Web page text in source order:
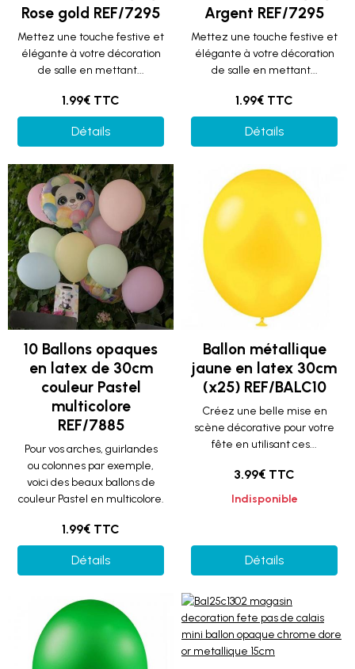
Rose gold REF/7295
Mettez une touche festive et
élégante à votre décoration
de salle en mettant...
1.99€ TTC
Détails
Argent REF/7295
Mettez une touche festive et
élégante à votre décoration
de salle en mettant...
1.99€ TTC
Détails
10 Ballons opaques
en latex de 30cm
couleur Pastel
multicolore
REF/7885
Pour vos arches, guirlandes
ou colonnes par exemple,
voici des beaux ballons de
couleur Pastel en multicolore.
1.99€ TTC
Détails
Ballon métallique
jaune en latex 30cm
(x25) REF/BALC10
Créez une belle mise en
scène décorative pour votre
fête en utilisant ces...
3.99€ TTC
Indisponible
Détails